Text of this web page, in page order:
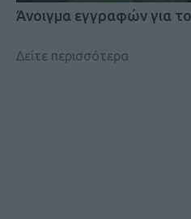
Άνοιγμα εγγραφών για
Δείτε περισσότερα